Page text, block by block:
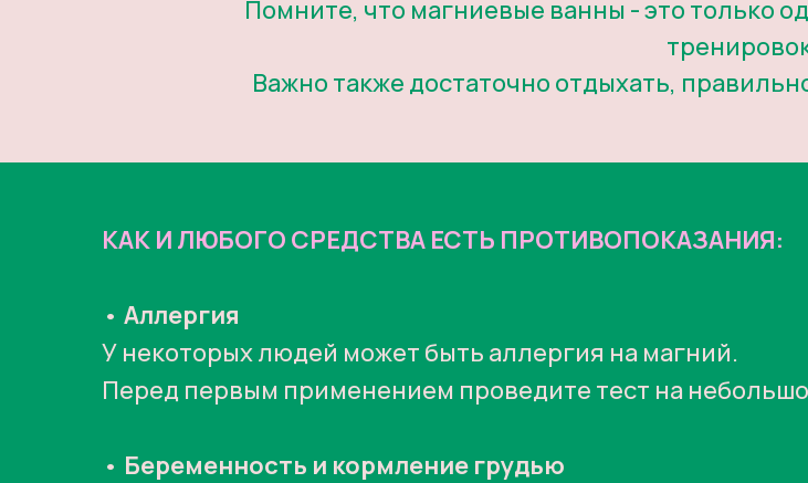
Помните, что магниевые ванны - это только
Важно также достаточно отдыхать,
КАК И ЛЮБОГО СРЕДСТВА ЕСТЬ ПРОТИВОПОКАЗАНИЯ:
• Аллергия
У некоторых людей может быть аллергия на магний.
Перед первым применением проведите тест на
• Беременность и кормление грудью